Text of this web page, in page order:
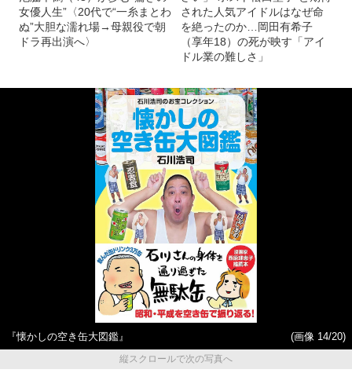
女優人生”〈20代で“一糸まとわ
ぬ”大胆な濡れ場→母親役で朝
ドラ再出演へ〉
された人気アイドルはなぜ命
を絶ったのか…岡田有希子
（享年18）の死が映す「アイ
ドル業の難しさ」
『懐かしの空き缶大図鑑』
(画像 14/20)
縦スクロールで次の写真へ